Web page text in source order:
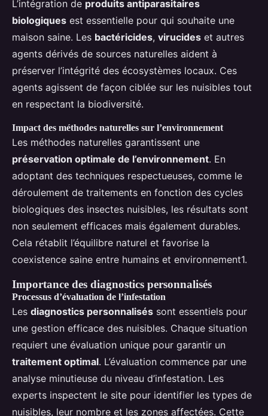
L’intégration de produits antiparasitaires
biologiques est essentielle pour qui souhaite une
maison saine. Les bactéricides, virucides et autres
agents dérivés de sources naturelles aident à
préserver l’intégrité des écosystèmes locaux. Ces
agents agissent de façon ciblée sur les nuisibles tout
en respectant la biodiversité.
Impact des méthodes naturelles sur l’environnement
Les méthodes naturelles garantissent une
préservation optimale de l’environnement. En
adoptant des techniques respectueuses, comme le
déroulement de traitements en fonction des cycles
biologiques des insectes nuisibles, les résultats sont
non seulement efficaces mais également durables.
Cela rétablit l’équilibre naturel et favorise la
coexistence saine entre humains et environnement1.
Importance des diagnostics personnalisés
Processus d’évaluation de l’infestation
Les diagnostics personnalisés sont essentiels pour
une gestion efficace des nuisibles. Chaque situation
requiert une évaluation unique pour garantir un
traitement optimal. L’évaluation commence par une
analyse minutieuse du niveau d’infestation. Les
experts inspectent le site pour identifier les types de
nuisibles, leur nombre et les zones affectées. Cette